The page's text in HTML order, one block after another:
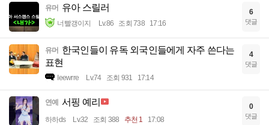
유머 유아 스릴러
너빨갱이지 Lv.86 조회 738 17:16
6
댓글
유머 한국인들이 유독 외국인들에게 자주 쓴다는
표현
Ieewrre Lv.74 조회 931 17:14
4
댓글
연예 서핑 예리
하하ds Lv.32 조회 388 추천 1 17:08
0
댓글